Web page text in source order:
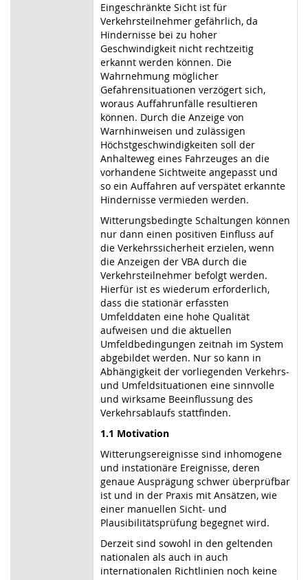
Eingeschränkte Sicht ist für
Verkehrsteilnehmer gefährlich, da
Hindernisse bei zu hoher
Geschwindigkeit nicht rechtzeitig
erkannt werden können. Die
Wahrnehmung möglicher
Gefahrensituationen verzögert sich,
woraus Auffahrunfälle resultieren
können. Durch die Anzeige von
Warnhinweisen und zulässigen
Höchstgeschwindigkeiten soll der
Anhalteweg eines Fahrzeuges an die
vorhandene Sichtweite angepasst und
so ein Auffahren auf verspätet erkannte
Hindernisse vermieden werden.
Witterungsbedingte Schaltungen können
nur dann einen positiven Einfluss auf
die Verkehrssicherheit erzielen, wenn
die Anzeigen der VBA durch die
Verkehrsteilnehmer befolgt werden.
Hierfür ist es wiederum erforderlich,
dass die stationär erfassten
Umfelddaten eine hohe Qualität
aufweisen und die aktuellen
Umfeldbedingungen zeitnah im System
abgebildet werden. Nur so kann in
Abhängigkeit der vorliegenden Verkehrs-
und Umfeldsituationen eine sinnvolle
und wirksame Beeinflussung des
Verkehrsablaufs stattfinden.
1.1 Motivation
Witterungsereignisse sind inhomogene
und instationäre Ereignisse, deren
genaue Ausprägung schwer überprüfbar
ist und in der Praxis mit Ansätzen, wie
einer manuellen Sicht- und
Plausibilitätsprüfung begegnet wird.
Derzeit sind sowohl in den geltenden
nationalen als auch in auch
internationalen Richtlinien noch keine